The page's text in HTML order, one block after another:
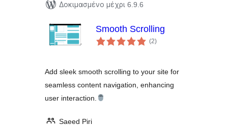
Δοκιμασμένο μέχρι 6.9.6
Smooth Scrolling
(2αξιολογήσεις
σύνολο
)
Add sleek smooth scrolling to your site for
seamless content navigation, enhancing
user interaction.
Saeed Piri